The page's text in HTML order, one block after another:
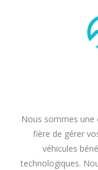
Nous sommes
fière de gérer
véhicules
technologiques.